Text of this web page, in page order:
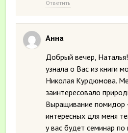
Ответить
Анна
Добрый вечер,
узнала о Вас из книги
Николая Курдюмова.
заинтересовало
Выращивание помидор
интересных для меня
у вас будет семинар